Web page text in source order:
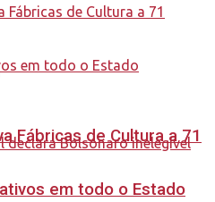
Fábricas de Cultura a 71
em todo o Estado